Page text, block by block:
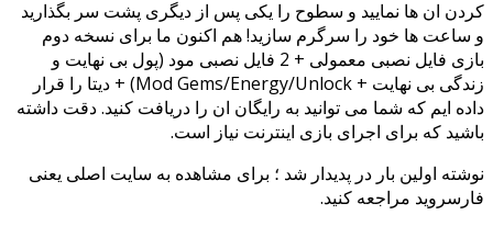
کردن ان ها نمایید و سطوح را یکی پس از دیگری پشت سر بگذارید
و ساعت ها خود را سرگرم سازید! هم اکنون ما برای نسخه دوم
بازی فایل نصبی معمولی + 2 فایل نصبی مود (پول بی نهایت و
زندگی بی نهایت + Mod Gems/Energy/Unlock) + دیتا را قرار
داده ایم که شما می توانید به رایگان ان را دریافت کنید. دقت داشته
باشید که برای اجرای بازی اینترنت نیاز است.
نوشته اولین بار در پدیدار شد ؛ برای مشاهده به سایت اصلی یعنی
فارسروید مراجعه کنید.